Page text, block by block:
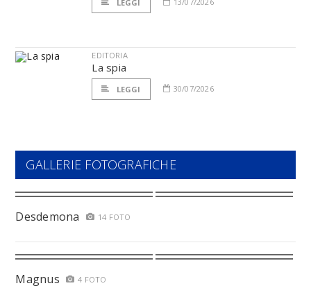
LEGGI
EDITORIA
La spia
LEGGI 30/07/2026
GALLERIE FOTOGRAFICHE
Desdemona 14 FOTO
Magnus 4 FOTO